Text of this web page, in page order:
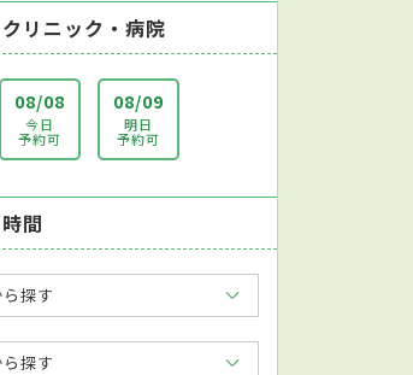
リニック・病院
08/08
今日
予約可
08/09
明日
予約可
間
探す
探す